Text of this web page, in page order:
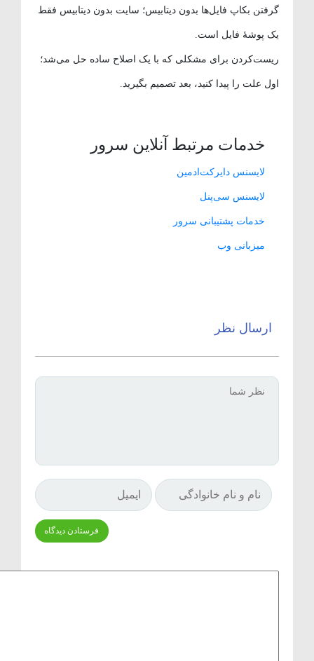
گرفتن بکاپ فایل‌ها بدون دیتابیس؛ سایت بدون دیتابیس فقط
یک پوشهٔ فایل است.
ریست‌کردن برای مشکلی که با یک اصلاح ساده حل می‌شد؛
اول علت را پیدا کنید، بعد تصمیم بگیرید.
خدمات مرتبط آنلاین سرور
لایسنس دایرکت‌ادمین
لایسنس سی‌پنل
خدمات پشتیبانی سرور
میزبانی وب
ارسال نظر